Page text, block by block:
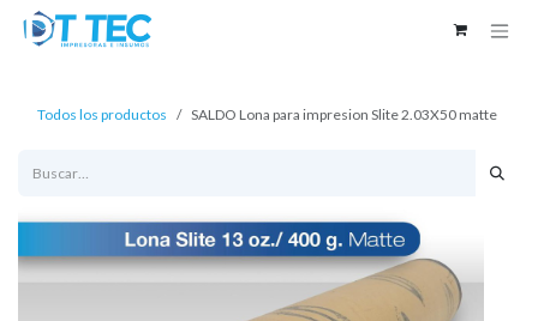
Ir al contenido
Todos los productos SALDO Lona para impresion Slite 2.03X50 matte